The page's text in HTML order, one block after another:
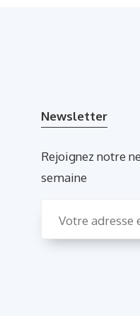
Newsletter
Rejoignez notre
semaine